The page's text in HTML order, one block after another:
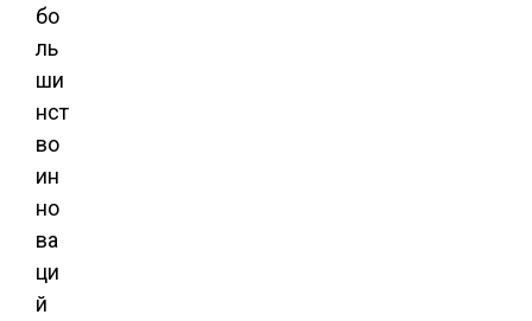
бо
ль
ши
нст
во
ин
но
ва
ци
й